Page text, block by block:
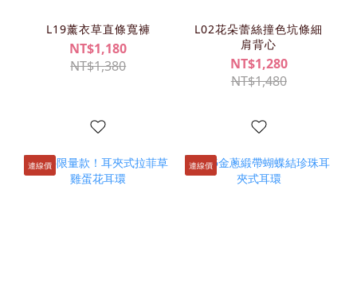
L19薰衣草直條寬褲
NT$1,180
NT$1,380
L02花朵蕾絲撞色坑條細
肩背心
NT$1,280
NT$1,480
連線價 連線價